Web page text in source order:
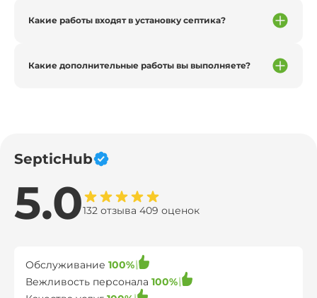
Какие работы входят в установку септика?
Какие дополнительные работы вы выполняете?
SepticHub
5.0132 отзыва 409 оценок
Обслуживание 100%
Вежливость персонала 100%